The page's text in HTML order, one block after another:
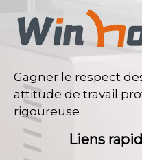
Gagner le respect
attitude de travail
rigoureuse
Liens